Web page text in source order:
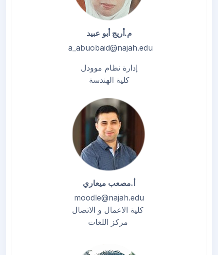
م.أريج أبو عبيد
a_abuobaid@najah.edu
إدارة نظام موودل
كلية الهندسة
أ.مصعب ميعاري
moodle@najah.edu